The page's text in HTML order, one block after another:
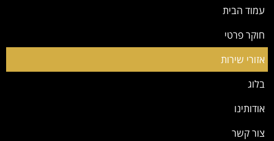
עמוד הבית
חוקר פרטי
אזורי שירות
בלוג
אודותינו
צור קשר